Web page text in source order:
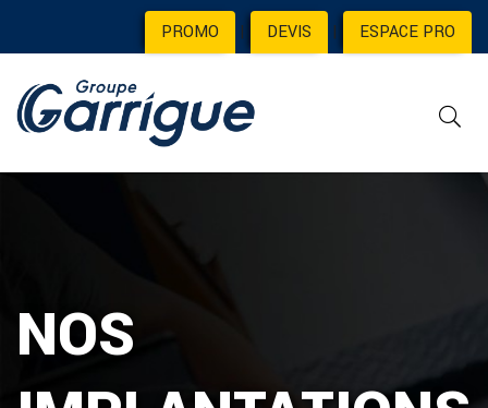
PROMO | DEVIS | ESPACE PRO
NOS